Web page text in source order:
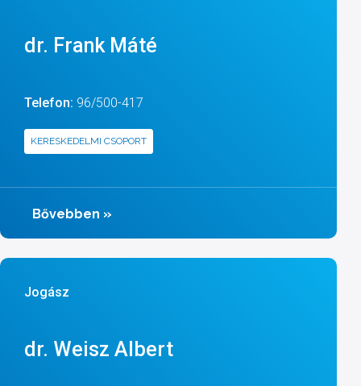
dr. Frank Máté
Telefon: 96/500-417
KERESKEDELMI CSOPORT
Bővebben »
Jogász
dr. Weisz Albert